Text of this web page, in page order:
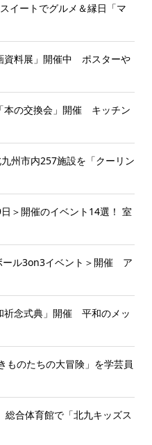
イートでグルメ＆縁日「マ
資料展」開催中 ポスターや
本の交換会」開催 キッチン
州市内257施設を「クーリン
＞開催のイベント14選！ 室
ール3on3イベント＞開催 ア
祈念式典」開催 平和のメッ
ものたちの大冒険」を学芸員
合体育館で「北九キッズス